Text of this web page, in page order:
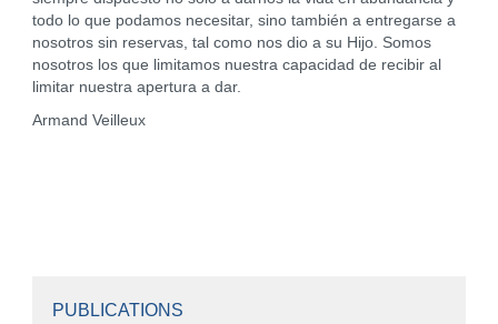
todo lo que podamos necesitar, sino también a entregarse a
nosotros sin reservas, tal como nos dio a su Hijo. Somos
nosotros los que limitamos nuestra capacidad de recibir al
limitar nuestra apertura a dar.
Armand Veilleux
PUBLICATIONS